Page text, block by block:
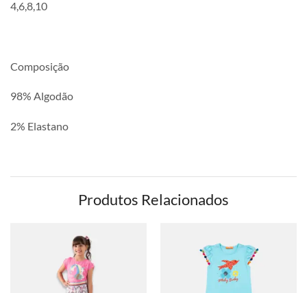
4,6,8,10
Composição
98% Algodão
2% Elastano
Produtos Relacionados